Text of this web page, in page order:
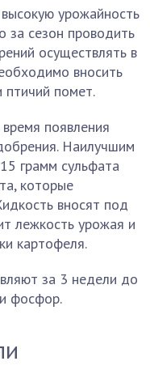
урожайность
сезон проводить
осуществлять в
вносить
птичий помет.
появления
Наилучшим
грамм сульфата
которые
вносят под
лежкость урожая и
картофеля.
за 3 недели до
фосфор.